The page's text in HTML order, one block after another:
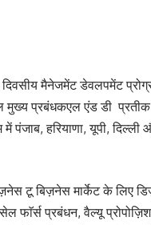
मैनेजमेंट डेवलपमेंट
मुख्य प्रबंधकएल एंड डी
हरियाणा, यूपी, दिल्ली
टू बिज़नेस मार्केट के लिए
सेल फाॅर्स प्रबंधन, वैल्यू